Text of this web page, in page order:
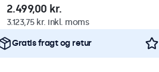
2.499,00 kr.
3.123,75 kr. inkl. moms
Gratis fragt og retur